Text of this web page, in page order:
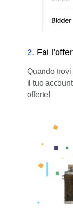
2. Fai
Quando
il tuo
offerte!